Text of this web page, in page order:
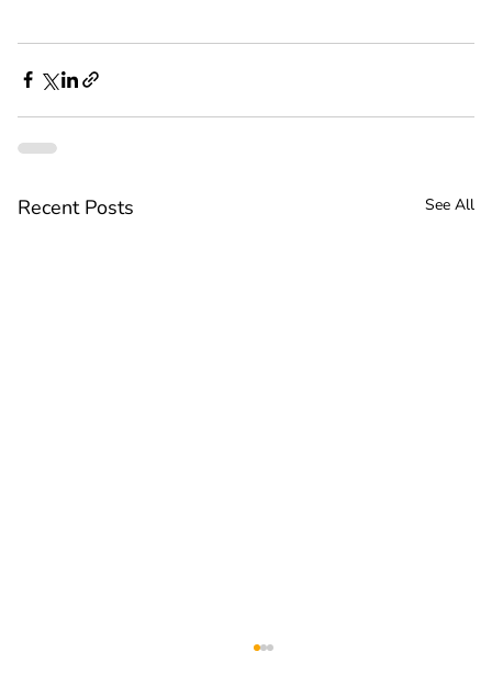
Recent Posts See All